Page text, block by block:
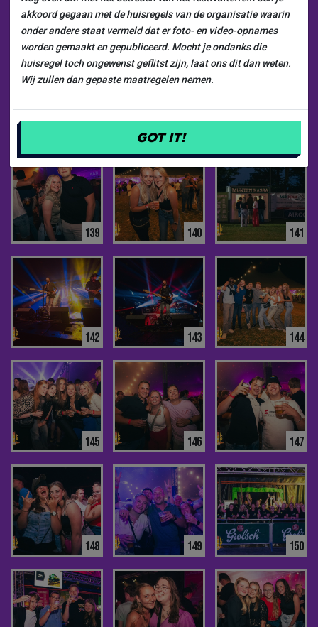
133 134
139 140 141
142 143 144
145 146 147
148 149 150
akkoord gegaan met de huisregels van de organisatie waarin
onder andere staat vermeld dat er foto- en video-opnames
worden gemaakt en gepubliceerd. Mocht je ondanks die
huisregel toch ongewenst geflitst zijn, laat ons dit dan weten.
Wij zullen dan gepaste maatregelen nemen.
GOT IT!